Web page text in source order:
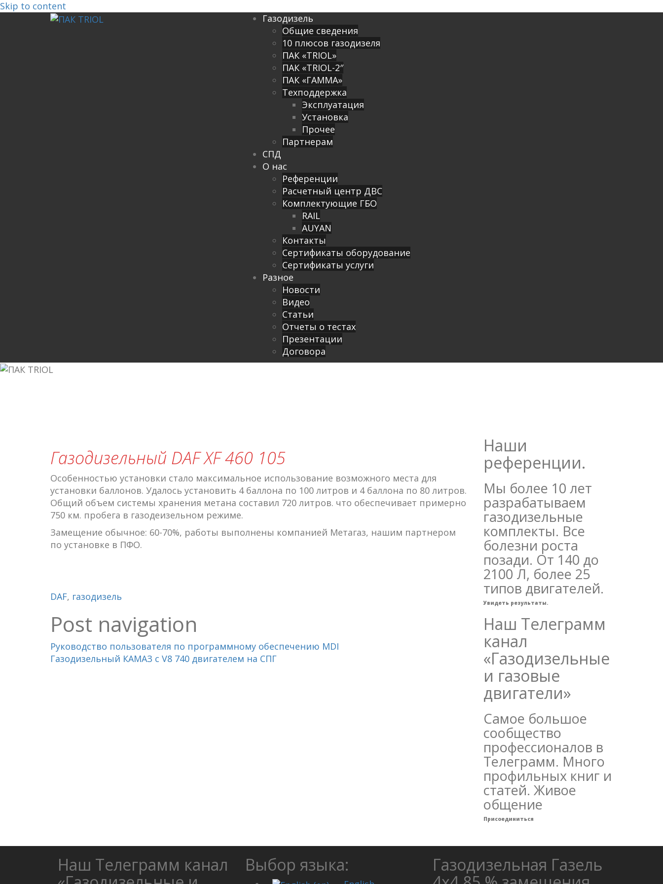
Skip to content
Газодизель
Общие сведения
10 плюсов газодизеля
ПАК «TRIOL»
ПАК «TRIOL-2″
ПАК «ГАММА»
Техподдержка
Эксплуатация
Установка
Прочее
Партнерам
СПД
О нас
Референции
Расчетный центр ДВС
Комплектующие ГБО
RAIL
AUYAN
Контакты
Сертификаты оборудование
Сертификаты услуги
Разное
Новости
Видео
Cтатьи
Отчеты о тестах
Презентации
Договора
Газодизельный DAF XF 460 105
Особенностью установки стало максимальное использование возможного места для
установки баллонов. Удалось установить 4 баллона по 100 литров и 4 баллона по 80 литров.
Общий объем системы хранения метана составил 720 литров. что обеспечивает примерно
750 км. пробега в газодеизельном режиме.
Замещение обычное: 60-70%, работы выполнены компанией Метагаз, нашим партнером
по установке в ПФО.
DAF, газодизель
Post navigation
Руководство пользователя по программному обеспечению MDI
Газодизельный КАМАЗ с V8 740 двигателем на СПГ
Наши
референции.
Мы более 10 лет
разрабатываем
газодизельные
комплекты. Все
болезни роста
позади. От 140 до
2100 Л, более 25
типов двигателей.
Увидеть результаты.
Наш Телеграмм
канал
«Газодизельные
и газовые
двигатели»
Самое большое
сообщество
профессионалов в
Телеграмм. Много
профильных книг и
статей. Живое
общение
Присоединиться
Наш Телеграмм канал
Выбор языка:
Газодизельная Газель